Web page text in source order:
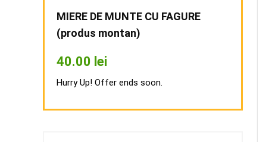
MIERE DE MUNTE CU FAGURE
(produs montan)
40.00 lei
Hurry Up! Offer ends soon.